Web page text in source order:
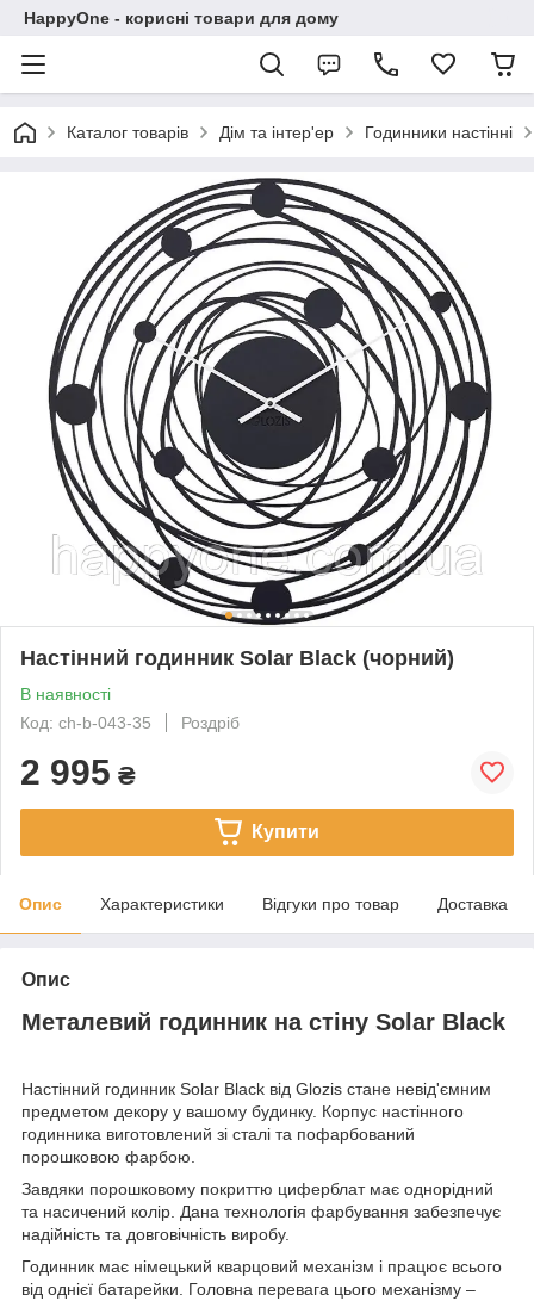
HappyOne - корисні товари для дому
Каталог товарів Дім та інтер'ер Годинники настінні
Настінний годинник Solar Black (чорний)
В наявності
Код: ch-b-043-35
Роздріб
2 995 ₴
Купити
Опис Характеристики Відгуки про товар Доставка
Опис
Металевий годинник на стіну Solar Black
Настінний годинник Solar Black від Glozis стане невід'ємним
предметом декору у вашому будинку. Корпус настінного
годинника виготовлений зі сталі та пофарбований
порошковою фарбою.
Завдяки порошковому покриттю циферблат має однорідний
та насичений колір. Дана технологія фарбування забезпечує
надійність та довговічність виробу.
Годинник має німецький кварцовий механізм і працює всього
від однієї батарейки. Головна перевага цього механізму –